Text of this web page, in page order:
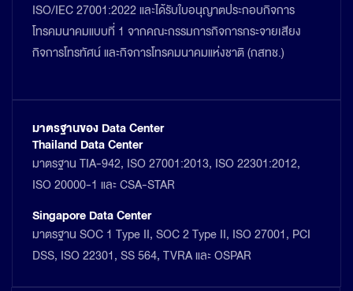
ISO/IEC 27001:2022 และได้รับใบอนุญาตประกอบกิจการ
โทรคมนาคมแบบที่ 1 จากคณะกรรมการกิจการกระจายเสียง
กิจการโทรทัศน์ และกิจการโทรคมนาคมแห่งชาติ (กสทช.)
มาตรฐานของ Data Center
Thailand Data Center
มาตรฐาน TIA-942, ISO 27001:2013, ISO 22301:2012,
ISO 20000-1 และ CSA-STAR
Singapore Data Center
มาตรฐาน SOC 1 Type II, SOC 2 Type II, ISO 27001, PCI
DSS, ISO 22301, SS 564, TVRA และ OSPAR